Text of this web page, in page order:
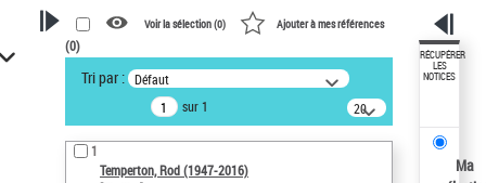
VOTRE RECHERCHE
Recherche avancée dans les
notices d’autorité
Œuvres liées à l'auteur :
Temperton, Rod (1947-2016)
Voir la sélection (0) Ajouter à mes références
(0)
Tri par : Défaut
sur 1
20
résultats/page
1
Temperton, Rod (1947-2016)
RÉCUPÉRER
LES
NOTICES
Ma